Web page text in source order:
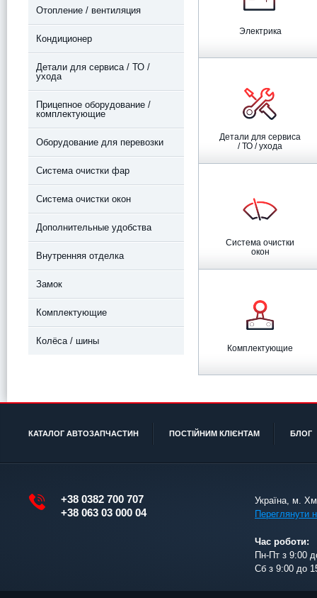
Отопление / вентиляция
Кондиционер
Детали для сервиса / ТО /
ухода
Прицепное оборудование /
комплектующие
Оборудование для перевозки
Система очистки фар
Система очистки окон
Дополнительные удобства
Внутренняя отделка
Замок
Комплектующие
Колёса / шины
Электрика
Детали для сервиса
/ ТО / ухода
Система очистки
окон
Комплектующие
КАТАЛОГ АВТОЗАПЧАСТИН ПОСТІЙНИМ КЛІЄНТАМ БЛОГ
+38 0382 700 707
+38 063 03 000 04
Україна, м.
Переглянути
Час роботи:
Пн-Пт з 9:00
Сб з 9:00 до